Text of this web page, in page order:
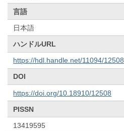
言語
日本語
ハンドルURL
https://hdl.handle.net/11094/12508
DOI
https://doi.org/10.18910/12508
PISSN
13419595